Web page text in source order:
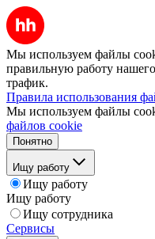
Мы используем файлы
правильную работу
трафик.
Правила использования
Мы используем файлы
файлов cookie
Понятно
Ищу работу
Ищу работу
Ищу работу
Ищу сотрудника
Сервисы